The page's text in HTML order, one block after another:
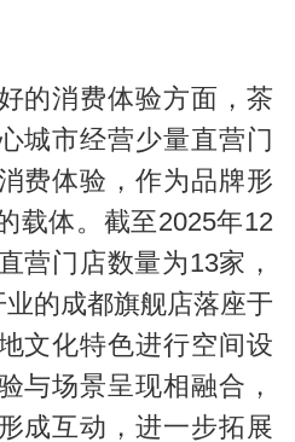
的消费体验方面，茶
城市经营少量直营门
费体验，作为品牌形
载体。截至2025年12
营门店数量为13家，
的成都旗舰店落座于
文化特色进行空间设
与场景呈现相融合，
成互动，进一步拓展